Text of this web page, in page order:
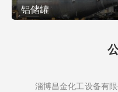
铝储罐
淄博昌金化工设备有限